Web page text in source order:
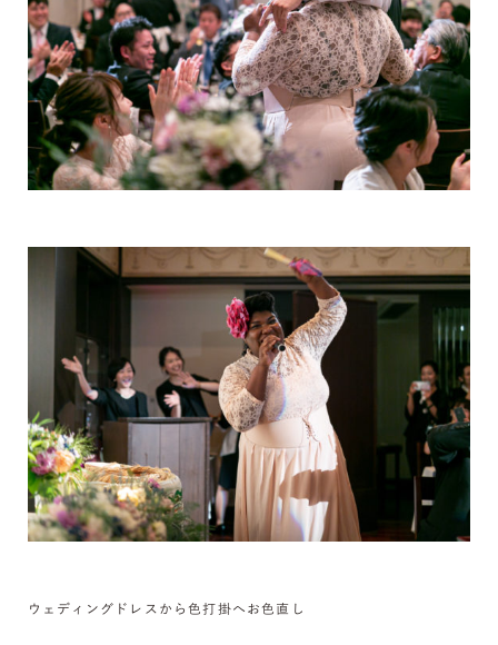
ウェディングドレスから色打掛へお色直し